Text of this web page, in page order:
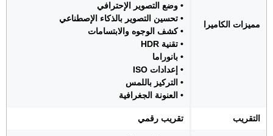
مميزات الكاميرا
• وضع التصوير الإحترافي
• تحسين التصوير بالذكاء الإصطناعي
• كشف الوجوه والابتسامات
• تقنية HDR
• بانوراما
• إعدادات ISO
• التركيز باللمس
• العنونة الجغرافية
التقريب تقريب رقمي